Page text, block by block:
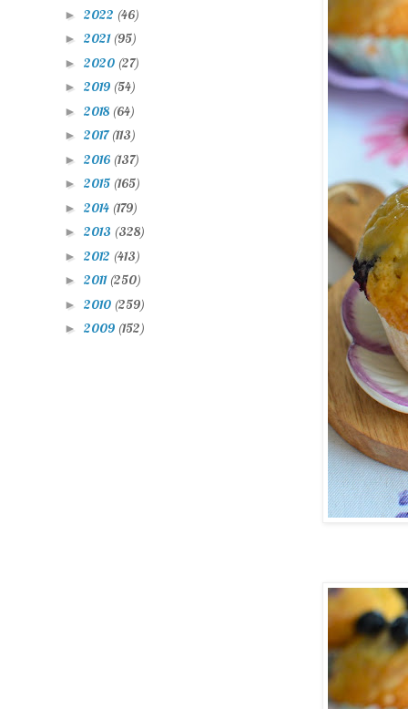
► 2022 (46)
► 2021 (95)
► 2020 (27)
► 2019 (54)
► 2018 (64)
► 2017(113)
► 2016 (137)
► 2015 (165)
► 2014 (179)
► 2013 (328)
► 2012 (413)
► 2011 (250)
► 2010 (259)
► 2009 (152)